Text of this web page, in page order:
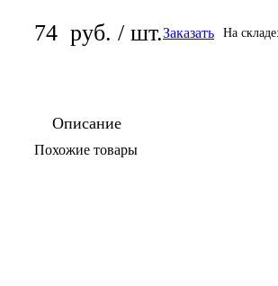
74 руб. / шт.Заказать На
Описание
По­хо­жие то­ва­ры